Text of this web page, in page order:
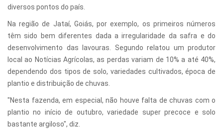
diversos pontos do país.
Na região de Jataí, Goiás, por exemplo, os primeiros números
têm sido bem diferentes dada a irregularidade da safra e do
desenvolvimento das lavouras. Segundo relatou um produtor
local ao Notícias Agrícolas, as perdas variam de 10% a até 40%,
dependendo dos tipos de solo, variedades cultivados, época de
plantio e distribuição de chuvas.
"Nesta fazenda, em especial, não houve falta de chuvas com o
plantio no início de outubro, variedade super precoce e solo
bastante argiloso", diz.